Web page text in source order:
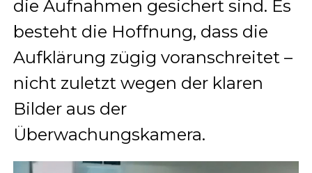
die Aufnahmen gesichert sind. Es
besteht die Hoffnung, dass die
Aufklärung zügig voranschreitet –
nicht zuletzt wegen der klaren
Bilder aus der
Überwachungskamera.